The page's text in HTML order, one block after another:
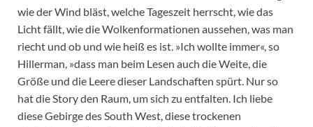
wie der Wind bläst, welche Tageszeit herrscht, wie das
Licht fällt, wie die Wolkenformationen aussehen, was man
riecht und ob und wie heiß es ist. »Ich wollte immer«, so
Hillerman, »dass man beim Lesen auch die Weite, die
Größe und die Leere dieser Landschaften spürt. Nur so
hat die Story den Raum, um sich zu entfalten. Ich liebe
diese Gebirge des South West, diese trockenen